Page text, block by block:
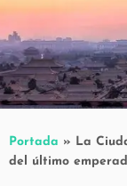
Portada » La
del último